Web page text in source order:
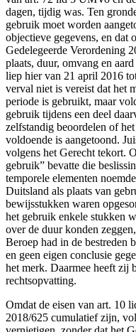
dagen, tijdig was. Ten
gebruik moet worden
objectieve gegevens, en dat
Gedelegeerde Verordening
plaats, duur, omvang en
liep hier van 21 april 2016
verval niet is vereist dat het
periode is gebruikt, maar
gebruik tijdens een deel
zelfstandig beoordelen of
voldoende is aangetoond.
volgens het Gerecht tekort.
gebruik” bevatte die
temporele elementen
Duitsland als plaats van
bewijsstukken waren
het gebruik enkele stukken
over de duur konden
Beroep had in de bestreden
en geen eigen conclusie
het merk. Daarmee heeft zij
rechtsopvatting.
Omdat de eisen van art. 10
2018/625 cumulatief zijn,